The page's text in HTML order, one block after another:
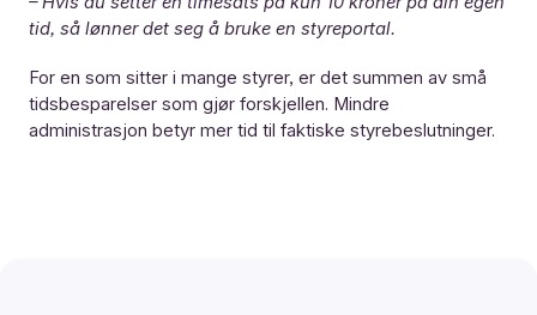
tid, så lønner det seg å bruke en styreportal.
For en som sitter i mange styrer, er det summen av små
tidsbesparelser som gjør forskjellen. Mindre
administrasjon betyr mer tid til faktiske styrebeslutninger.